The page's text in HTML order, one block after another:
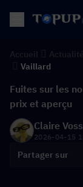
Vaillard
Fuites sur les
prix et aperçu
Claire Voss
2026-04-15
Partager sur